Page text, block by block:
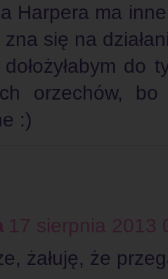
Harpera ma
się na
do
orzechów,
:)
17 sierpnia 2013
żałuję, że